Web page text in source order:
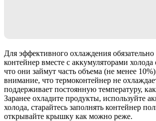
Для эффективного охлаждения обязательно
контейнер вместе с аккумуляторами холода
что они займут часть объема (не менее
внимание, что термоконтейнер не
поддерживает постоянную температуру,
Заранее охладите продукты, используйте
холода, старайтесь заполнять контейнер
открывайте крышку как можно реже.